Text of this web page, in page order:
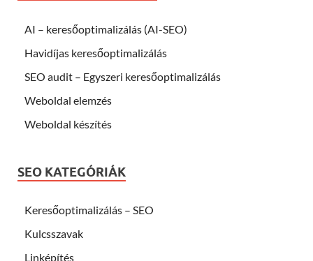
AI – keresőoptimalizálás (AI-SEO)
Havidíjas keresőoptimalizálás
SEO audit – Egyszeri keresőoptimalizálás
Weboldal elemzés
Weboldal készítés
SEO KATEGÓRIÁK
Keresőoptimalizálás – SEO
Kulcsszavak
Linképítés